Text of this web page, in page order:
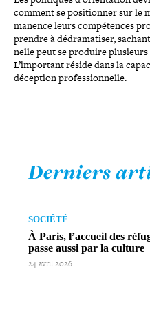
comment se posi­tion­ner sur le
ma­nence leurs com­pé­tences
prendre à dédra­ma­ti­ser,
nelle peut se produire
L’important réside dans la
déception professionnelle.
Derniers
SOCIÉTÉ
À Paris, l’accueil des
passe aussi par la culture
24 avril 2026